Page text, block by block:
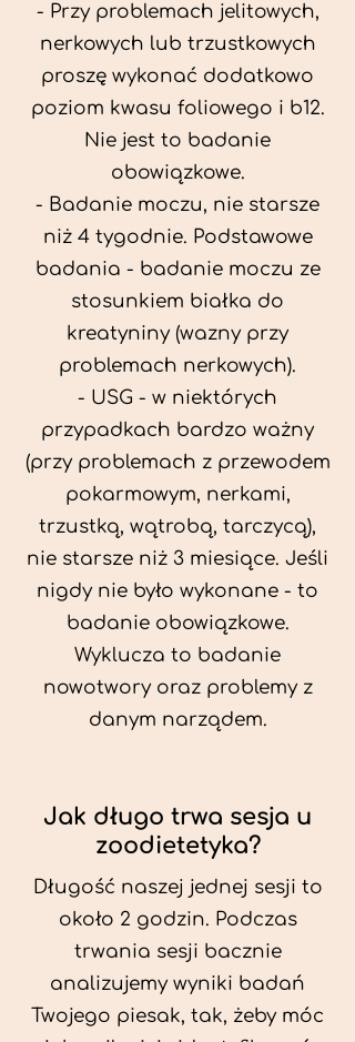
- Przy problemach jelitowych,
nerkowych lub trzustkowych
proszę wykonać dodatkowo
poziom kwasu foliowego i b12.
Nie jest to badanie
obowiązkowe.
- Badanie moczu, nie starsze
niż 4 tygodnie. Podstawowe
badania - badanie moczu ze
stosunkiem białka do
kreatyniny (wazny przy
problemach nerkowych).
- USG - w niektórych
przypadkach bardzo ważny
(przy problemach z przewodem
pokarmowym, nerkami,
trzustką, wątrobą, tarczycą),
nie starsze niż 3 miesiące. Jeśli
nigdy nie było wykonane - to
badanie obowiązkowe.
Wyklucza to badanie
nowotwory oraz problemy z
danym narządem.
Jak długo trwa sesja u
zoodietetyka?
Długość naszej jednej sesji to
około 2 godzin. Podczas
trwania sesji bacznie
analizujemy wyniki badań
Twojego piesak, tak, żeby móc